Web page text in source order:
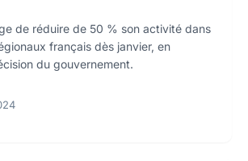
de réduire de 50 % son activité dans
français dès janvier, en
du gouvernement.